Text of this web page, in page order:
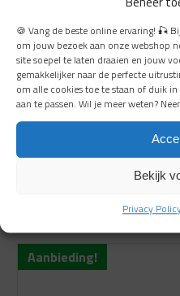
🍪 Vang de beste online ervaring! 🎣
om jouw bezoek aan onze webshop
site soepel te laten draaien en jouw
gemakkelijker naar de perfecte
om alle cookies toe te staan of duik
aan te passen. Wil je meer weten?
Bekijk
Privacy
Scotty Fender Ring
direct leverbaar
Oorspronkelijke
prijs
was:
prijs
is:
Aanbieding!